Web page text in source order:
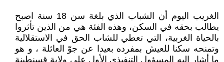
الغريب اليوم أن الشباب الذي بلغة سن 18 سنة اصبح
يطالب بحقه في السكن، وهذه الفئة هي من الذين تأثروا
بالحياة الغربية، التي تعطي للشاب الحق في الاستقلالية
وتمنحه سكنا للعيش بمفرده بعيدا عن جوّ العائلة ، و هو
ما أشار إليه المسؤول التنفيذي الأول على ولاية قسنطينة